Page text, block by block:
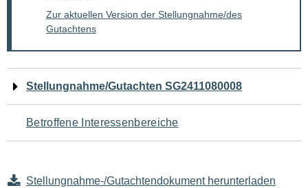
Zur aktuellen Version der Stellungnahme/des
Gutachtens
Navigation
für
den
Seiteninhalt
Stellungnahme/Gutachten SG2411080008
Betroffene Interessenbereiche
Stellungnahme-/Gutachtendokument herunterladen